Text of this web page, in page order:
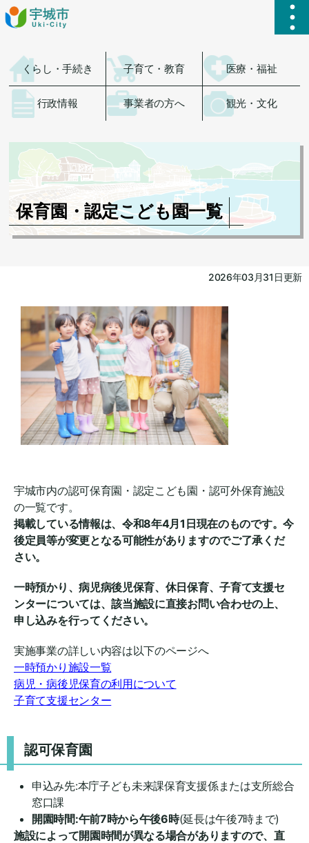
ハ
くらし・手続き 子育て・教育 医療・福祉
行政情報 事業者の方へ 観光・文化
保育園・認定こども園一覧
2026年03月31日更新
宇城市内の認可保育園・認定こども園・認可外保育施設
の一覧です。
掲載している情報は、令和8年4月1日現在のものです。今
後定員等が変更となる可能性がありますのでご了承くだ
さい。
一時預かり、病児病後児保育、休日保育、子育て支援セ
ンターについては、該当施設に直接お問い合わせの上、
申し込みを行ってください。
実施事業の詳しい内容は以下のページへ
一時預かり施設一覧
病児・病後児保育の利用について
子育て支援センター
認可保育園
申込み先:本庁子ども未来課保育支援係または支所総合
窓口課
開園時間:午前7時から午後6時(延長は午後7時まで)
施設によって開園時間が異なる場合がありますので、直